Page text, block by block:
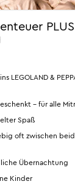
PLUS
LEGOLAND &
– für alle
Spaß
oft zwischen
Übernachtung
Kinder